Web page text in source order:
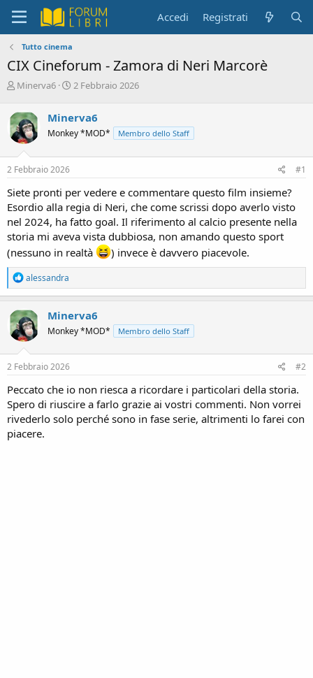
Accedi Registrati
Tutto cinema
CIX Cineforum - Zamora di Neri Marcorè
C
e
a
t
o
r
e
i
s
c
u
s
s
i
o
n
e
Minerva6
D
a
d
i
z
i
o
2 Febbraio 2026
Minerva6
Monkey *MOD* Membro dello Staff
2 Febbraio 2026 #1
Siete pronti per vedere e commentare questo film insieme?
Esordio alla regia di Neri, che come scrissi dopo averlo visto
nel 2024, ha fatto goal. Il riferimento al calcio presente nella
storia mi aveva vista dubbiosa, non amando questo sport
(nessuno in realtà
) invece è davvero piacevole.
R
e
a
c
t
i
o
n
s
alessandra
Minerva6
Monkey *MOD* Membro dello Staff
2 Febbraio 2026 #2
Peccato che io non riesca a ricordare i particolari della storia.
Spero di riuscire a farlo grazie ai vostri commenti. Non vorrei
rivederlo solo perché sono in fase serie, altrimenti lo farei con
piacere.